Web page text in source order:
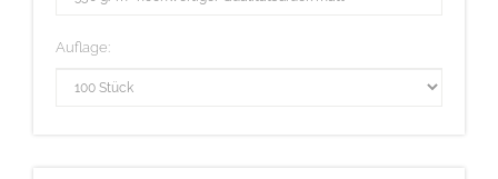
Auflage: